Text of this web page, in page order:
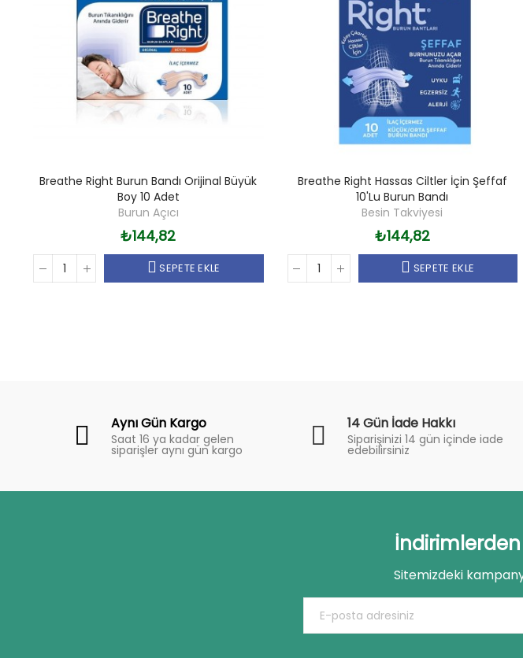
Breathe Right Burun Bandı Orijinal Büyük
Boy 10 Adet
Burun Açıcı
₺144,82
SEPETE EKLE
Breathe Right Hassas Ciltler İçin Şeffaf
10'lu Burun Bandı
Besin Takviyesi
₺144,82
SEPETE EKLE
Aynı Gün Kargo
Saat 16 ya kadar gelen
siparişler aynı gün kargo
14 Gün İade Hakkı
Siparişinizi 14 gün içinde iade
edebilirsiniz
Sitemizdeki